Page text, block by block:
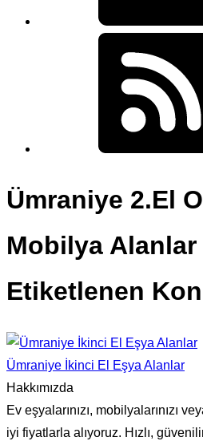
Ümraniye 2.El
Mobilya Alanlar
Etiketlenen
Ümraniye İkinci El Eşya Alanlar
Hakkımızda
Ev eşyalarınızı, mobilyalarınızı
iyi fiyatlarla alıyoruz. Hızlı,